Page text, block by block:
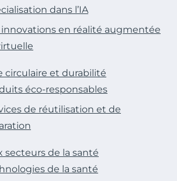
dans l’IA
innovations en réalité augmentée
circulaire et durabilité
éco-responsables
de réutilisation et de
secteurs de la santé
de la santé